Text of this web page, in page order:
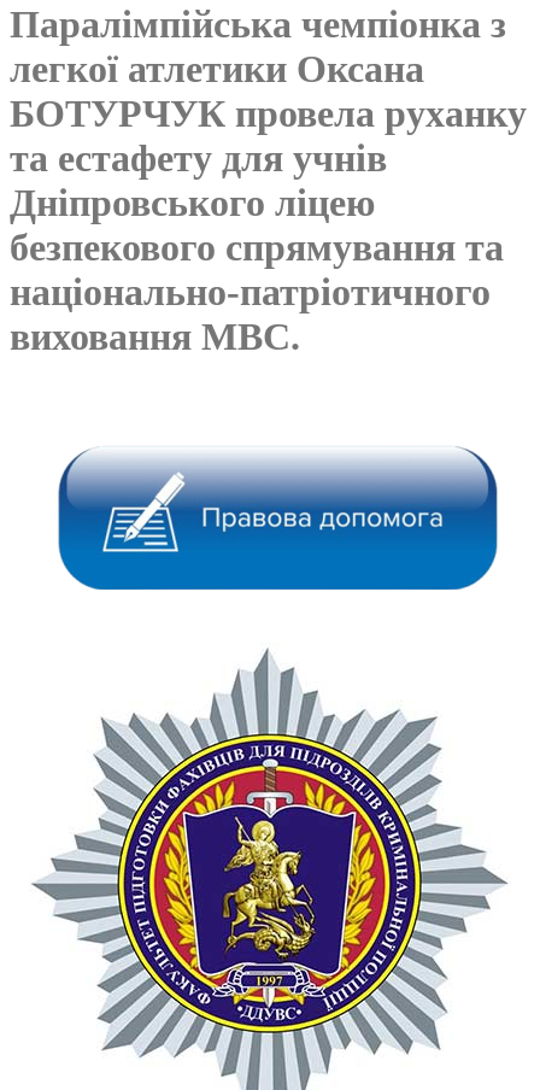
Паралімпійська чемпіонка з
легкої атлетики Оксана
БОТУРЧУК провела руханку
та естафету для учнів
Дніпровського ліцею
безпекового спрямування та
національно-патріотичного
виховання МВС.